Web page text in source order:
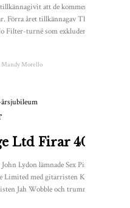
att de kommer till
Förra året tillkännagav The
Filter-turné som exkluderade
Mandy Morello
Ltd Firar 40 År
Lydon lämnade Sex Pistols
Limited med gitarristen Keith
Jah Wobble och trummisen